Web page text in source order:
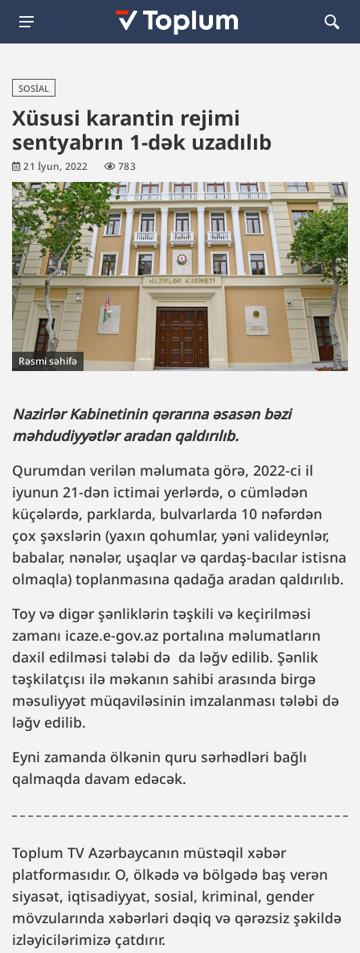
SOSIAL
Xüsusi karantin rejimi
sentyabrın 1-dək uzadılıb
21 İyun, 2022 783
Rəsmi səhifə
Nazirlər Kabinetinin qərarına əsasən bəzi
məhdudiyyətlər aradan qaldırılıb.
Qurumdan verilən məlumata görə, 2022-ci il
iyunun 21-dən ictimai yerlərdə, o cümlədən
küçələrdə, parklarda, bulvarlarda 10 nəfərdən
çox şəxslərin (yaxın qohumlar, yəni valideynlər,
babalar, nənələr, uşaqlar və qardaş-bacılar istisna
olmaqla) toplanmasına qadağa aradan qaldırılıb.
Toy və digər şənliklərin təşkili və keçirilməsi
zamanı icaze.e-gov.az portalına məlumatların
daxil edilməsi tələbi də da ləğv edilib. Şənlik
təşkilatçısı ilə məkanın sahibi arasında birgə
məsuliyyət müqaviləsinin imzalanması tələbi də
ləğv edilib.
Eyni zamanda ölkənin quru sərhədləri bağlı
qalmaqda davam edəcək.
Toplum TV Azərbaycanın müstəqil xəbər
platformasıdır. O, ölkədə və bölgədə baş verən
siyasət, iqtisadiyyat, sosial, kriminal, gender
mövzularında xəbərləri dəqiq və qərəzsiz şəkildə
izləyicilərimizə çatdırır.